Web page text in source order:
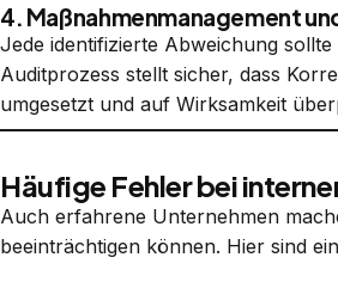
4. Maßnahmenmanagement
Jede identifizierte Abweichung sollte
Auditprozess stellt sicher, dass
umgesetzt und auf Wirksamkeit
Häufige Fehler bei
Auch erfahrene Unternehmen
beeinträchtigen können. Hier sind